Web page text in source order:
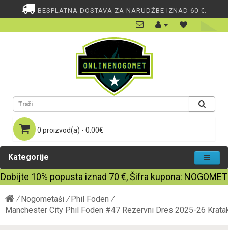
BESPLATNA DOSTAVA ZA NARUDŽBE IZNAD 60 €.
0 proizvod(a) - 0.00€
Kategorije
Dobijte 10% popusta iznad 70 €, Šifra kupona: NOGOMET
Nogometaši
Phil Foden
Manchester City Phil Foden #47 Rezervni Dres 2025-26